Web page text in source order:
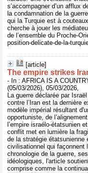
s’accompagner d’un afflux
la condamnation de la
qui la Turquie est à
cherche à jouer les
de l’ensemble du Proche-
position-delicate-de-la-
[article]
The empire strikes
- In : AFRICA IS A
(05/03/2026), 05/03/2026,
La guerre déclarée par
contre l’Iran est la dernière
modèle impérial résultant
opportuniste, de
l’empire israélo-étatsunien
conflit met en lumière la
de la stratégie étatsunienne
civilisationnel qui façonnent
chronologie de la guerre,
idéologiques, l'article
comprise comme la